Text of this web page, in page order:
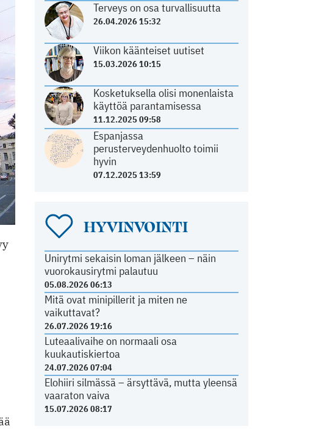
Terveys on osa turvallisuutta
26.04.2026 15:32
Viikon käänteiset uutiset
15.03.2026 10:15
Kosketuksella olisi monenlaista
käyttöä parantamisessa
11.12.2025 09:58
Espanjassa
perusterveydenhuolto toimii
hyvin
07.12.2025 13:59
HYVINVOINTI
Unirytmi sekaisin loman jälkeen – näin
vuorokausirytmi palautuu
05.08.2026 06:13
Mitä ovat minipillerit ja miten ne
vaikuttavat?
26.07.2026 19:16
Luteaalivaihe on normaali osa
kuukautiskiertoa
24.07.2026 07:04
Elohiiri silmässä – ärsyttävä, mutta yleensä
vaaraton vaiva
15.07.2026 08:17